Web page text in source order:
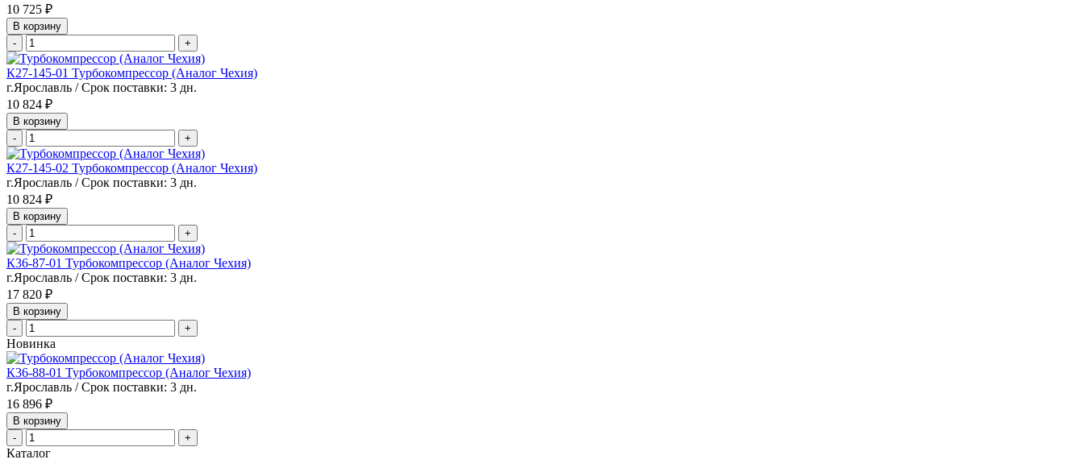
10 725 ₽
В корзину
-
+
К27-145-01 Турбокомпрессор (Аналог Чехия)
г.Ярославль / Срок поставки: 3 дн.
10 824 ₽
В корзину
-
+
К27-145-02 Турбокомпрессор (Аналог Чехия)
г.Ярославль / Срок поставки: 3 дн.
10 824 ₽
В корзину
-
+
К36-87-01 Турбокомпрессор (Аналог Чехия)
г.Ярославль / Срок поставки: 3 дн.
17 820 ₽
В корзину
-
+
Новинка
К36-88-01 Турбокомпрессор (Аналог Чехия)
г.Ярославль / Срок поставки: 3 дн.
16 896 ₽
В корзину
-
+
Каталог